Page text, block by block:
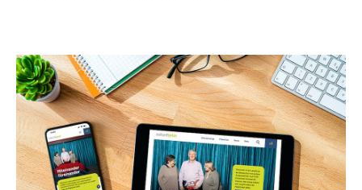
Karriere
Über uns
Online-Services